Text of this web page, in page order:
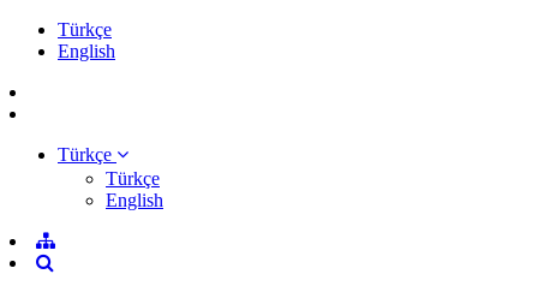
Türkçe
English
Türkçe
Türkçe
English